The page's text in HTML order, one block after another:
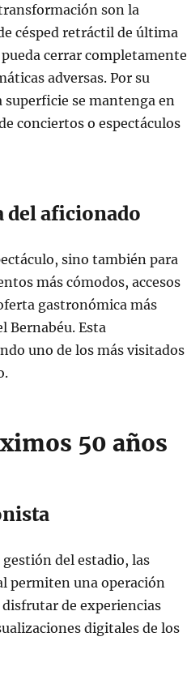
son la
césped retráctil de última
cerrar completamente
adversas. Por su
se mantenga en
conciertos o espectáculos
del aficionado
sino también para
más cómodos, accesos
gastronómica más
Bernabéu. Esta
uno de los más visitados
50 años
del estadio, las
permiten una operación
de experiencias
digitales de los